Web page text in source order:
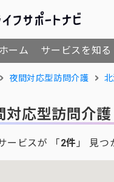
ホーム サービスを知る
夜間対応型訪問介護
対応型訪問介護
ービスが 「2件 」 見つ